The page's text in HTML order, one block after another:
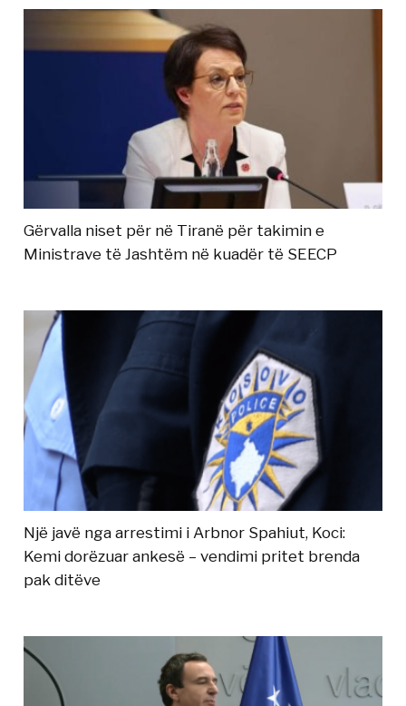
Gërvalla niset për në Tiranë për takimin e
Ministrave të Jashtëm në kuadër të SEECP
Një javë nga arrestimi i Arbnor Spahiut, Koci:
Kemi dorëzuar ankesë – vendimi pritet brenda
pak ditëve